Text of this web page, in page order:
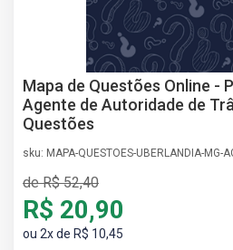
Mapa de Questões Online -
Agente de Autoridade de
Questões
sku: MAPA-QUESTOES-UBERLANDIA-MG-
de R$ 52,40
R$ 20,90
ou 2x de R$ 10,45